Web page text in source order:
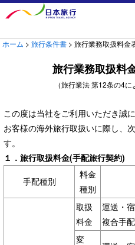
ホーム >旅行条件書 > 旅行業務取扱料金
旅行業務取扱料
（旅行業法 第12条の4
この度は当社をご利用いただき誠
お客様の海外旅行取扱いに際し、
す。
１．旅行取扱料金(手配旅行契約)
手配種別
料金
種別
取扱
料金
運送・
複合手
変